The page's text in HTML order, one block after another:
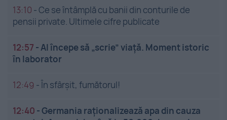
13:10 -Ce se întâmplă cu banii din conturile de
pensii private. Ultimele cifre publicate
12:57 -AI începe să „scrie” viață. Moment istoric
în laborator
12:49 -În sfârșit, fumătorul!
12:40 -Germania raționalizează apa din cauza